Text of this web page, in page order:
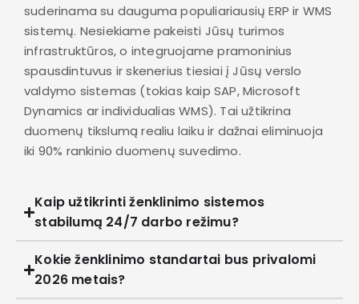
suderinama su dauguma populiariausių ERP ir WMS
sistemų. Nesiekiame pakeisti Jūsų turimos
infrastruktūros, o integruojame pramoninius
spausdintuvus ir skenerius tiesiai į Jūsų verslo
valdymo sistemas (tokias kaip SAP, Microsoft
Dynamics ar individualias WMS). Tai užtikrina
duomenų tikslumą realiu laiku ir dažnai eliminuoja
iki 90% rankinio duomenų suvedimo.
Kaip užtikrinti ženklinimo sistemos
stabilumą 24/7 darbo režimu?
Kokie ženklinimo standartai bus privalomi
2026 metais?